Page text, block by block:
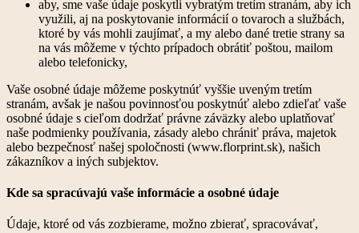
aby, sme vaše údaje poskytli vybratým tretím stranám, aby ich
využili, aj na poskytovanie informácií o tovaroch a službách,
ktoré by vás mohli zaujímať, a my alebo dané tretie strany sa
na vás môžeme v týchto prípadoch obrátiť poštou, mailom
alebo telefonicky,
Vaše osobné údaje môžeme poskytnúť vyššie uveným tretím
stranám, avšak je našou povinnosťou poskytnúť alebo zdieľať vaše
osobné údaje s cieľom dodržať právne záväzky alebo uplatňovať
naše podmienky používania, zásady alebo chrániť práva, majetok
alebo bezpečnosť našej spoločnosti (www.florprint.sk), našich
zákazníkov a iných subjektov.
Kde sa spracúvajú vaše informácie a osobné údaje
Údaje, ktoré od vás zozbierame, možno zbierať, spracovávať,